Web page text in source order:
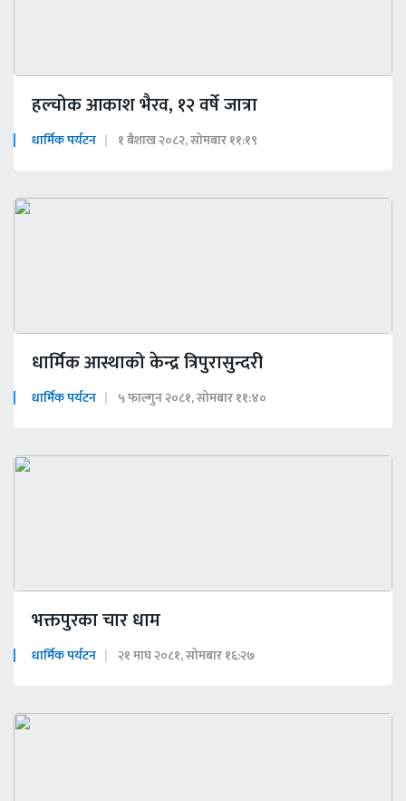
हल्चोक आकाश भैरव, १२ वर्षे जात्रा
धार्मिक पर्यटन १ बैशाख २०८२, सोमबार ११:१९
धार्मिक आस्थाको केन्द्र त्रिपुरासुन्दरी
धार्मिक पर्यटन ५ फाल्गुन २०८१, सोमबार ११:४०
भक्तपुरका चार धाम
धार्मिक पर्यटन २१ माघ २०८१, सोमबार १६:२७